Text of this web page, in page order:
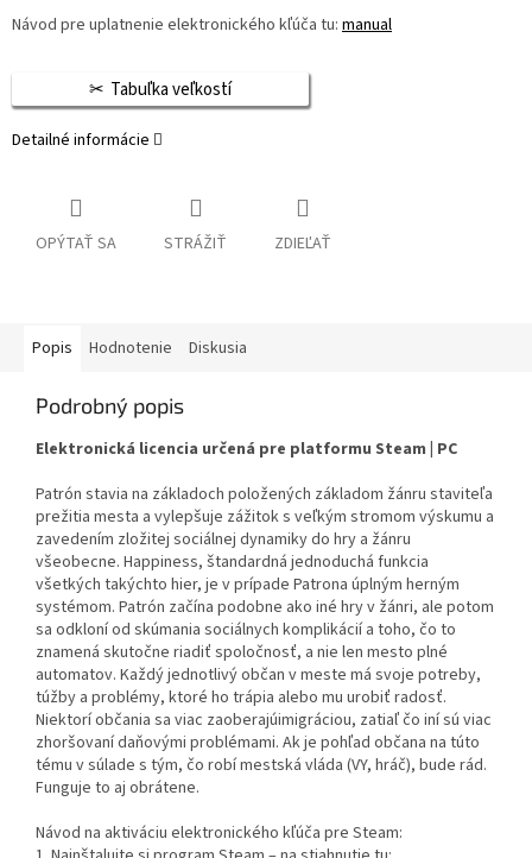
Návod pre uplatnenie elektronického kľúča tu: manual
Tabuľka veľkostí
Detailné informácie
OPÝTAŤ SA STRÁŽIŤ ZDIEĽAŤ
Popis Hodnotenie Diskusia
Podrobný popis
Elektronická licencia určená pre platformu Steam | PC
Patrón stavia na základoch položených základom žánru staviteľa
prežitia mesta a vylepšuje zážitok s veľkým stromom výskumu a
zavedením zložitej sociálnej dynamiky do hry a žánru
všeobecne. Happiness, štandardná jednoduchá funkcia
všetkých takýchto hier, je v prípade Patrona úplným herným
systémom. Patrón začína podobne ako iné hry v žánri, ale potom
sa odkloní od skúmania sociálnych komplikácií a toho, čo to
znamená skutočne riadiť spoločnosť, a nie len mesto plné
automatov. Každý jednotlivý občan v meste má svoje potreby,
túžby a problémy, ktoré ho trápia alebo mu urobiť radosť.
Niektorí občania sa viac zaoberajúimigráciou, zatiaľ čo iní sú viac
zhoršovaní daňovými problémami. Ak je pohľad občana na túto
tému v súlade s tým, čo robí mestská vláda (VY, hráč), bude rád.
Funguje to aj obrátene.
Návod na aktiváciu elektronického kľúča pre Steam: